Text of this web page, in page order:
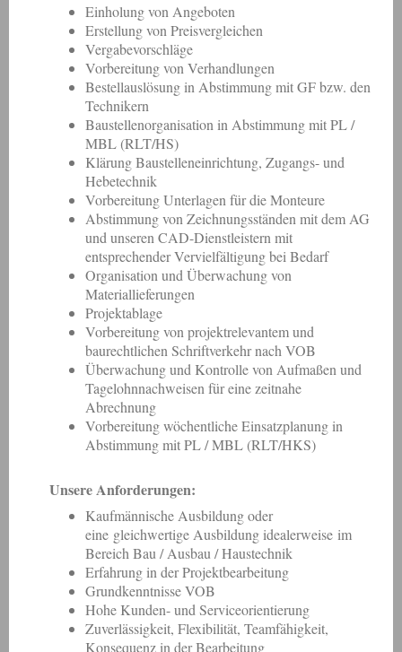
Einholung von Angeboten
Erstellung von Preisvergleichen
Vergabevorschläge
Vorbereitung von Verhandlungen
Bestellauslösung in Abstimmung mit GF bzw. den
Technikern
Baustellenorganisation in Abstimmung mit PL /
MBL (RLT/HS)
Klärung Baustelleneinrichtung, Zugangs- und
Hebetechnik
Vorbereitung Unterlagen für die Monteure
Abstimmung von Zeichnungsständen mit dem AG
und unseren CAD-Dienstleistern mit
entsprechender Vervielfältigung bei Bedarf
Organisation und Überwachung von
Materiallieferungen
Projektablage
Vorbereitung von projektrelevantem und
baurechtlichen Schriftverkehr nach VOB
Überwachung und Kontrolle von Aufmaßen und
Tagelohnnachweisen für eine zeitnahe
Abrechnung
Vorbereitung wöchentliche Einsatzplanung in
Abstimmung mitPL / MBL (RLT/HKS)
Unsere Anforderungen:
Kaufmännische Ausbildung oder
eine gleichwertige Ausbildung idealerweise im
Bereich Bau / Ausbau / Haustechnik
Erfahrung in der Projektbearbeitung
Grundkenntnisse VOB
Hohe Kunden- und Serviceorientierung
Zuverlässigkeit, Flexibilität, Teamfähigkeit,
Konsequenz in der Bearbeitung